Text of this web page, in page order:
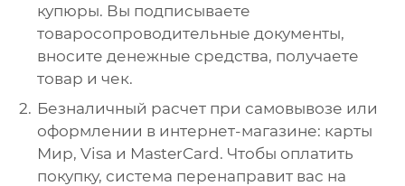
купюры. Вы подписываете
товаросопроводительные документы,
вносите денежные средства, получаете
товар и чек.
Безналичный расчет при самовывозе или
оформлении в интернет-магазине: карты
Мир, Visa и MasterCard. Чтобы оплатить
покупку, система перенаправит вас на